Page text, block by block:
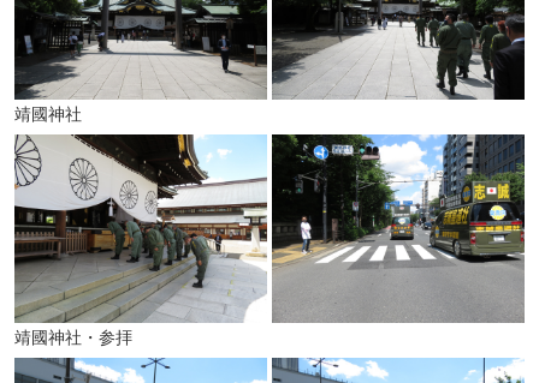
靖國神社
靖國神社・参拝